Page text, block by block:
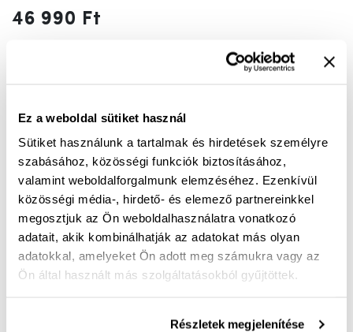
Ez a weboldal sütiket használ
Sütiket használunk a tartalmak és hirdetések személyre
szabásához, közösségi funkciók biztosításához,
valamint weboldalforgalmunk elemzéséhez. Ezenkívül
közösségi média-, hirdető- és elemező partnereinkkel
megosztjuk az Ön weboldalhasználatra vonatkozó
adatait, akik kombinálhatják az adatokat más olyan
adatokkal, amelyeket Ön adott meg számukra vagy az
Ön által használt más szolgáltatásokból gyűjtöttek.
Részletek megjelenítése
46 990 Ft
41 45 46 47
KOSÁRBA
Mérettáblázat
Nincs a méretedben?
Szállítási idő:1-3 munkanap